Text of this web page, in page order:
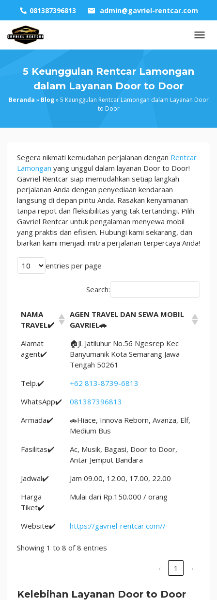
content
081387396813 admin@gavriel-rentcar.com
5 Keunggulan Rentcar Lamongan
dalam Layanan Door to Door
Beranda » Blog»5 Keunggulan Rentcar Lamongan dalam Layanan Door
to Door
5
Keunggulan
Rentcar
Lamongan
dalam
Layanan
Door
to
Door
Segera nikmati kemudahan perjalanan dengan Rentcar
Lamongan yang unggul dalam layanan Door to Door!
Gavriel Rentcar siap memudahkan setiap langkah
perjalanan Anda dengan penyediaan kendaraan
langsung di depan pintu Anda. Rasakan kenyamanan
tanpa repot dan fleksibilitas yang tak tertandingi. Pilih
Gavriel Rentcar untuk pengalaman menyewa mobil
yang praktis dan efisien. Hubungi kami sekarang, dan
biarkan kami menjadi mitra perjalanan terpercaya Anda!
entries per page
Search:
NAMA
TRAVEL✔️
AGEN TRAVEL DAN SEWA MOBIL
GAVRIEL🚗
Alamat
agent✔️
🏠Jl. Jatiluhur No.56 Ngesrep Kec
Banyumanik Kota Semarang Jawa
Tengah 50261
Telp.✔️
+62 813-8739-6813
WhatsApp✔️
081387396813
Armada✔️
🚗Hiace, Innova Reborn, Avanza, Elf,
Medium Bus
Fasilitas✔️
Ac, Musik, Bagasi, Door to Door,
Antar Jemput Bandara
Jadwal✔️
Jam 09.00, 12.00, 17.00, 22.00
Harga
Tiket✔️
Mulai dari Rp.150.000 / orang
Website✔️ https://gavriel-rentcar.com//
Showing 1 to 8 of 8 entries
‹ 1 ›
Kelebihan Layanan Door to Door